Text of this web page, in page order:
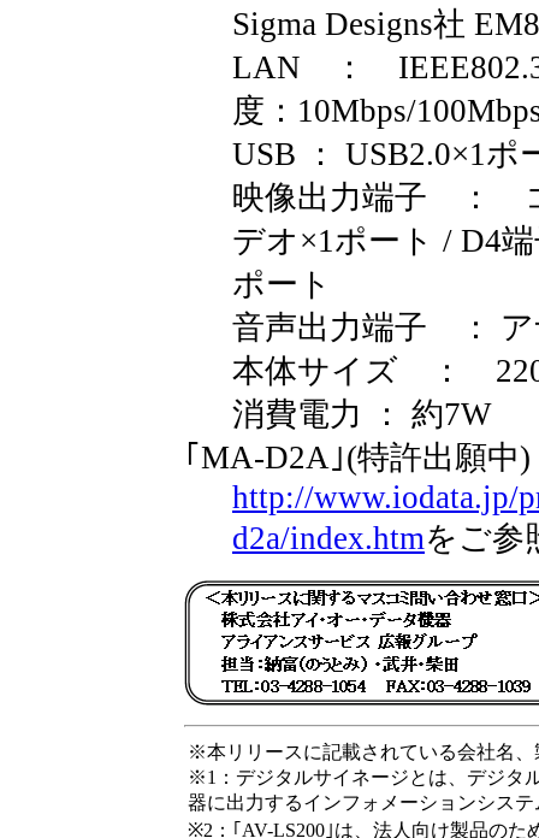
Sigma Designs社
LAN ： IEEE802.3/
度：10Mbps/
USB ： USB2.0×1ポ
映像出力端子 ：
デオ×1ポート / D4
ポート
音声出力端子 ： ア
本体サイズ ：
消費電力 ： 約7W
｢MA-D2A｣(特許出願中)
http://www.iodata.jp/
d2a/index.htmをご参
※本リリースに記載されている会社名
※1：デジタルサイネージとは、デジタ
器に出力するインフォメーションシステ
※2：｢AV-LS200｣は、法人向け製品の